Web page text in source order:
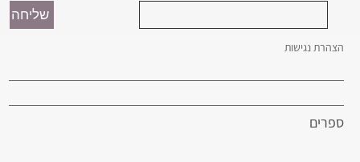
הצהרת נגישות
ספרים